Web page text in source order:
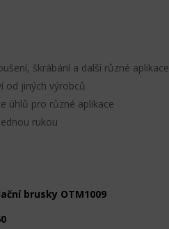
škrábání a další různé aplikace
od jiných výrobců
úhlů pro různé aplikace
rukou
brusky OTM1009